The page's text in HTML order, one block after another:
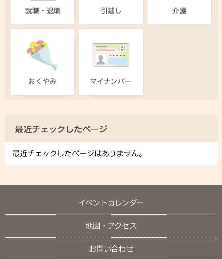
最近チェックしたページ
最近チェックしたページはありません。
イベントカレンダー
地図・アクセス
お問い合わせ